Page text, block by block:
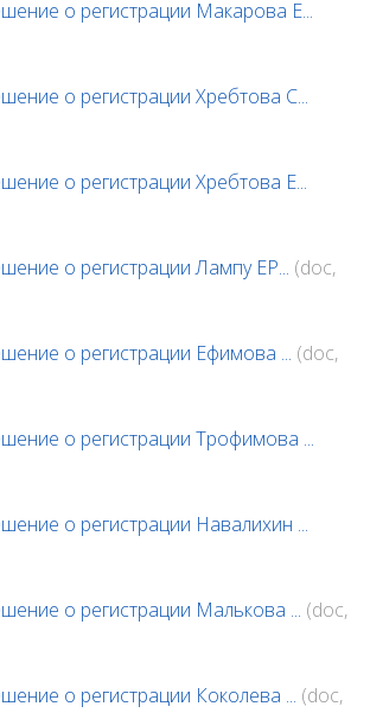
о регистрации Макарова Е...
о регистрации Хребтова С...
о регистрации Хребтова Е...
о регистрации Лампу ЕР... (doc,
о регистрации Ефимова ... (doc,
о регистрации Трофимова ...
о регистрации Навалихин ...
о регистрации Малькова ... (doc,
о регистрации Коколева ... (doc,